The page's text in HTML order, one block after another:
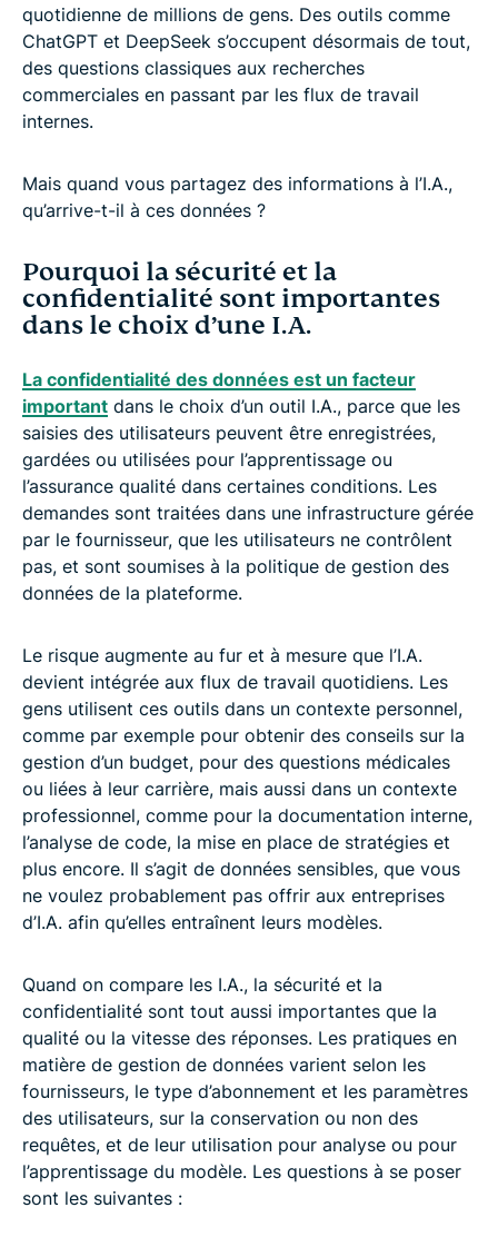
quotidienne de millions de gens. Des outils comme
ChatGPT et DeepSeek s’occupent désormais de tout,
des questions classiques aux recherches
commerciales en passant par les flux de travail
internes.
Mais quand vous partagez des informations à l’I.A.,
qu’arrive-t-il à ces données ?
Pourquoi la sécurité et la
confidentialité sont importantes
dans le choix d’une I.A.
La confidentialité des données est un facteur
important dans le choix d’un outil I.A., parce que les
saisies des utilisateurs peuvent être enregistrées,
gardées ou utilisées pour l’apprentissage ou
l’assurance qualité dans certaines conditions. Les
demandes sont traitées dans une infrastructure gérée
par le fournisseur, que les utilisateurs ne contrôlent
pas, et sont soumises à la politique de gestion des
données de la plateforme.
Le risque augmente au fur et à mesure que l’I.A.
devient intégrée aux flux de travail quotidiens. Les
gens utilisent ces outils dans un contexte personnel,
comme par exemple pour obtenir des conseils sur la
gestion d’un budget, pour des questions médicales
ou liées à leur carrière, mais aussi dans un contexte
professionnel, comme pour la documentation interne,
l’analyse de code, la mise en place de stratégies et
plus encore. Il s’agit de données sensibles, que vous
ne voulez probablement pas offrir aux entreprises
d’I.A. afin qu’elles entraînent leurs modèles.
Quand on compare les I.A., la sécurité et la
confidentialité sont tout aussi importantes que la
qualité ou la vitesse des réponses. Les pratiques en
matière de gestion de données varient selon les
fournisseurs, le type d’abonnement et les paramètres
des utilisateurs, sur la conservation ou non des
requêtes, et de leur utilisation pour analyse ou pour
l’apprentissage du modèle. Les questions à se poser
sont les suivantes :